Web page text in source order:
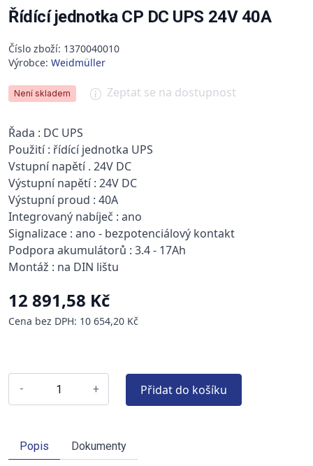
Řídící jednotka CP DC UPS 24V 40A
Číslo zboží: 1370040010
Výrobce: Weidmüller
Není skladem Zeptat se na dostupnost
Řada : DC UPS
Použití : řídící jednotka UPS
Vstupní napětí . 24V DC
Výstupní napětí : 24V DC
Výstupní proud : 40A
Integrovaný nabíječ : ano
Signalizace : ano - bezpotenciálový kontakt
Podpora akumulátorů : 3.4 - 17Ah
Montáž : na DIN lištu
12 891,58 Kč
Cena bez DPH: 10 654,20 Kč
- + Přidat do košíku
Popis Dokumenty